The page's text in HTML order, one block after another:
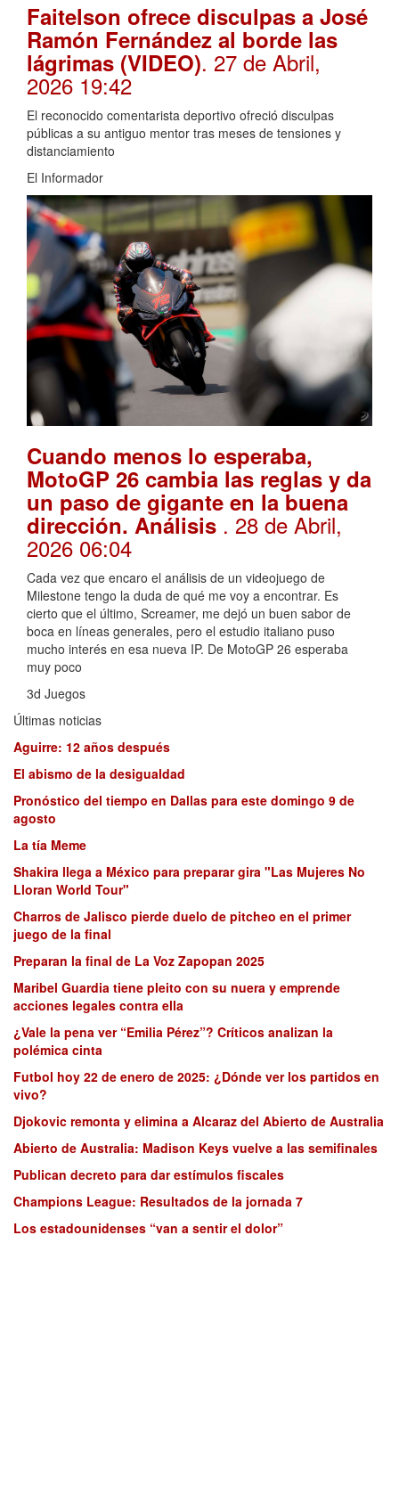
Faitelson ofrece disculpas a José
Ramón Fernández al borde las
lágrimas (VIDEO). 27 de Abril,
2026 19:42
El reconocido comentarista deportivo ofreció disculpas
públicas a su antiguo mentor tras meses de tensiones y
distanciamiento
El Informador
Cuando menos lo esperaba,
MotoGP 26 cambia las reglas y da
un paso de gigante en la buena
dirección. Análisis . 28 de Abril,
2026 06:04
Cada vez que encaro el análisis de un videojuego de
Milestone tengo la duda de qué me voy a encontrar. Es
cierto que el último, Screamer, me dejó un buen sabor de
boca en líneas generales, pero el estudio italiano puso
mucho interés en esa nueva IP. De MotoGP 26 esperaba
muy poco
3d Juegos
Últimas noticias
Aguirre: 12 años después
El abismo de la desigualdad
Pronóstico del tiempo en Dallas para este domingo 9 de
agosto
La tía Meme
Shakira llega a México para preparar gira "Las Mujeres No
Lloran World Tour"
Charros de Jalisco pierde duelo de pitcheo en el primer
juego de la final
Preparan la final de La Voz Zapopan 2025
Maribel Guardia tiene pleito con su nuera y emprende
acciones legales contra ella
¿Vale la pena ver “Emilia Pérez”? Críticos analizan la
polémica cinta
Futbol hoy 22 de enero de 2025: ¿Dónde ver los partidos en
vivo?
Djokovic remonta y elimina a Alcaraz del Abierto de Australia
Abierto de Australia: Madison Keys vuelve a las semifinales
Publican decreto para dar estímulos fiscales
Champions League: Resultados de la jornada 7
Los estadounidenses “van a sentir el dolor”